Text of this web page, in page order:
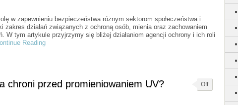
w zapewnieniu bezpieczeństwa różnym sektorom społeczeństwa i
zakres działań związanych z ochroną osób, mienia oraz zachowaniem
W tym artykule przyjrzymy się bliżej działaniom agencji ochrony i ich roli
Reading
chroni przed promieniowaniem UV? Off